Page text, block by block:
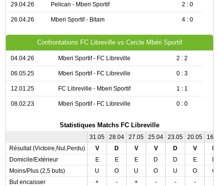
29.04.26 Pelican - Mberi Sportif 2 : 0
26.04.26 Mberi Sportif - Bitam 4 : 0
Confrontations FC Libreville vs Cercle Mbéri Sportif
04.04.26 Mberi Sportif - FC Libreville 2 : 2
06.05.25 Mberi Sportif - FC Libreville 0 : 3
12.01.25 FC Libreville - Mberi Sportif 1 : 1
08.02.23 Mberi Sportif - FC Libreville 0 : 0
Statistiques Matchs FC Libreville
31.05 28.04 27.05 25.04 23.05 20.05
Résultat (Victoire,Nul,Perdu)
V D V V D V
Domicile/Extérieur
E E E D D E
Moins/Plus (2,5 buts)
U O U O U O
O
But encaisser
+ - + - - -